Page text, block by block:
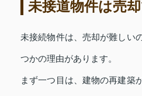
未接道物件は売
未接続物件は、売却が難しい
つかの理由があります。
まず一つ目は、建物の再建築